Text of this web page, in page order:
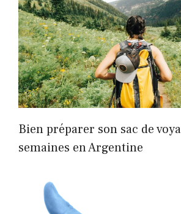
Bien préparer son sac de
semaines en Argentine